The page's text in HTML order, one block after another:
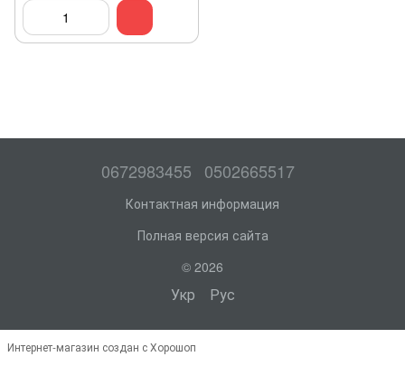
0672983455 0502665517
Контактная информация
Полная версия сайта
© 2026
Укр Рус
Интернет-магазин создан с Хорошоп